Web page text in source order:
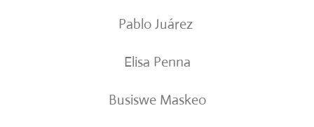
Pablo Juárez
Elisa Penna
Busiswe Maskeo